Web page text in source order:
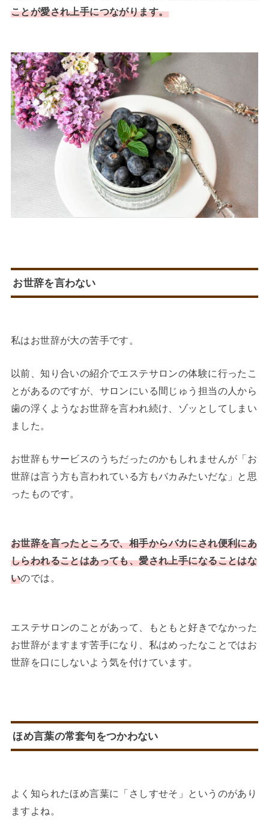
ことが愛され上手につながります。
お世辞を言わない
私はお世辞が大の苦手です。
以前、知り合いの紹介でエステサロンの体験に行ったこ
とがあるのですが、サロンにいる間じゅう担当の人から
歯の浮くようなお世辞を言われ続け、ゾッとしてしまい
ました。
お世辞もサービスのうちだったのかもしれませんが「お
世辞は言う方も言われている方もバカみたいだな」と思
ったものです。
お世辞を言ったところで、相手からバカにされ便利にあ
しらわれることはあっても、愛され上手になることはな
いのでは。
エステサロンのことがあって、もともと好きでなかった
お世辞がますます苦手になり、私はめったなことではお
世辞を口にしないよう気を付けています。
ほめ言葉の常套句をつかわない
よく知られたほめ言葉に「さしすせそ」というのがあり
ますよね。